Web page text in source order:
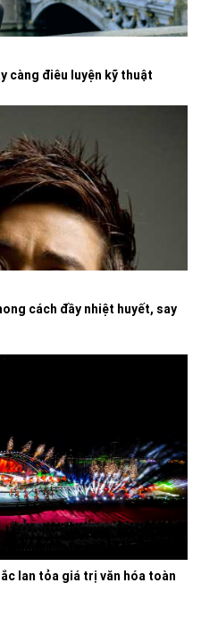
càng điêu luyện kỹ thuật
cách đầy nhiệt huyết, say
lan tỏa giá trị văn hóa toàn